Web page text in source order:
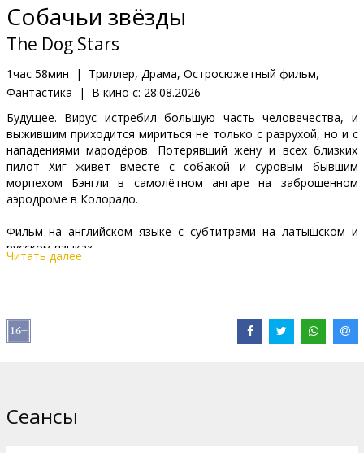
Клуб
Собачьи звёзды
The Dog Stars
1час 58мин |
Триллер, Драма, Остросюжетный фильм,
Фантастика
| В кино с: 28.08.2026
Будущее. Вирус истребил большую часть человечества, и
выжившим приходится мириться не только с разрухой, но и с
нападениями мародёров. Потерявший жену и всех близких
пилот Хиг живёт вместе с собакой и суровым бывшим
морпехом Бэнгли в самолётном ангаре на заброшенном
аэродроме в Колорадо.
Фильм на английском языке с субтитрами на латышском и
русском языках.
Pежиссер :
В ролях:
Margaret Qualley Guy Pearce
Читать далее
Сеансы